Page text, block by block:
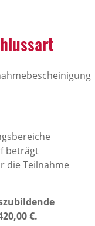
beträgt
die Teilnahme
€.